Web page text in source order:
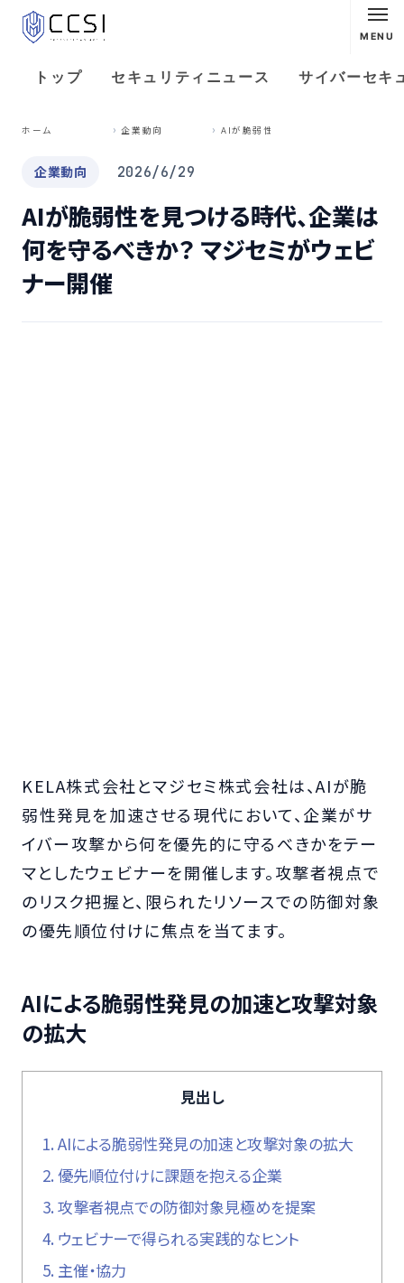
MENU
トップ セキュリティニュース サイバーセキ
ホーム 企業動向
企業動向 2026/6/29
AIが脆弱性を見つける時代、企業は
何を守るべきか？ マジセミがウェビ
ナー開催
KELA株式会社とマジセミ株式会社は、AIが脆
弱性発見を加速させる現代において、企業がサ
イバー攻撃から何を優先的に守るべきかをテー
マとしたウェビナーを開催します。攻撃者視点で
のリスク把握と、限られたリソースでの防御対象
の優先順位付けに焦点を当てます。
AIによる脆弱性発見の加速と攻撃対象
の拡大
見出し
1. AIによる脆弱性発見の加速と攻撃対象の拡大
2. 優先順位付けに課題を抱える企業
3. 攻撃者視点での防御対象見極めを提案
4. ウェビナーで得られる実践的なヒント
5. 主催・協力